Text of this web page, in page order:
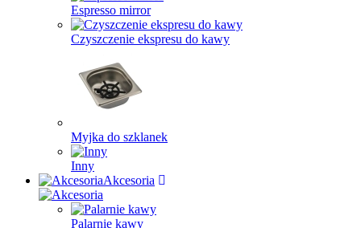
Espresso mirror
Czyszczenie ekspresu do kawy
Myjka do szklanek
Inny
Akcesoria
Palarnie kawy